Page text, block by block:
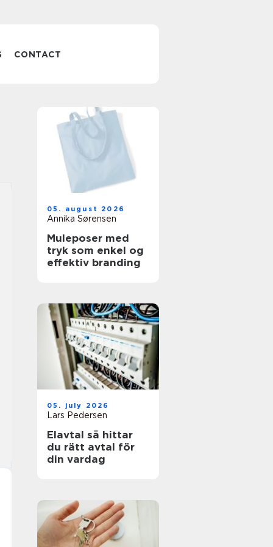
CONTACT
05. august 2026
Annika Sørensen
Muleposer med
tryk som enkel og
effektiv branding
05. july 2026
Lars Pedersen
Elavtal så hittar
du rätt avtal för
din vardag